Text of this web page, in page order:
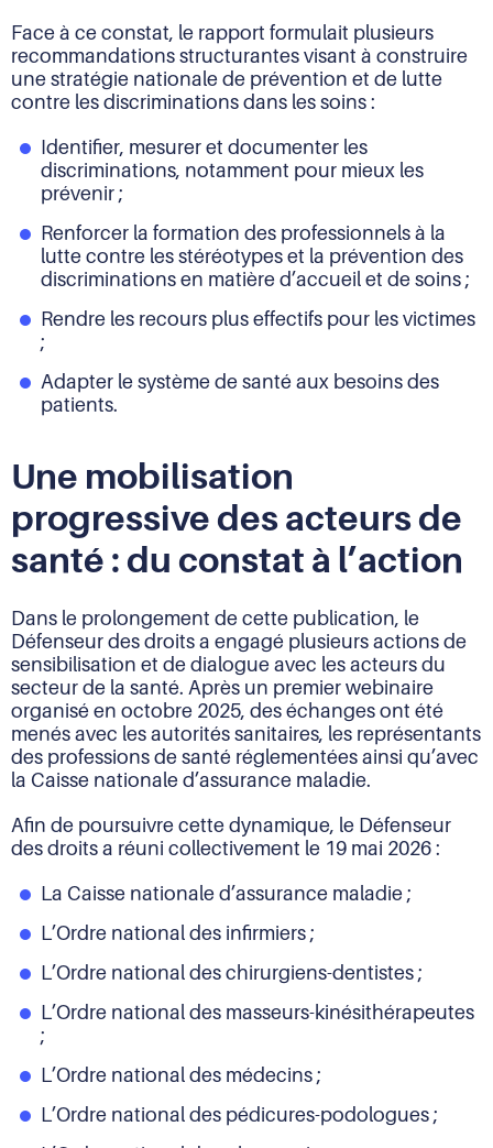
Face à ce constat, le rapport formulait plusieurs
recommandations structurantes visant à construire
une stratégie nationale de prévention et de lutte
contre les discriminations dans les soins :
Identifier, mesurer et documenter les
discriminations, notamment pour mieux les
prévenir ;
Renforcer la formation des professionnels à la
lutte contre les stéréotypes et la prévention des
discriminations en matière d’accueil et de soins ;
Rendre les recours plus effectifs pour les victimes
;
Adapter le système de santé aux besoins des
patients.
Une mobilisation
progressive des acteurs de
santé : du constat à l’action
Dans le prolongement de cette publication, le
Défenseur des droits a engagé plusieurs actions de
sensibilisation et de dialogue avec les acteurs du
secteur de la santé. Après un premier webinaire
organisé en octobre 2025, des échanges ont été
menés avec les autorités sanitaires, les représentants
des professions de santé réglementées ainsi qu’avec
la Caisse nationale d’assurance maladie.
Afin de poursuivre cette dynamique, le Défenseur
des droits a réuni collectivement le 19 mai 2026 :
La Caisse nationale d’assurance maladie ;
L’Ordre national des infirmiers ;
L’Ordre national des chirurgiens-dentistes ;
L’Ordre national des masseurs-kinésithérapeutes
;
L’Ordre national des médecins ;
L’Ordre national des pédicures-podologues ;